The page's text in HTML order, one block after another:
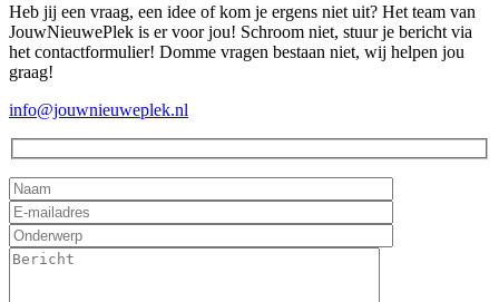
Heb jij een vraag, een idee of kom je ergens niet uit? Het team van
JouwNieuwePlek is er voor jou! Schroom niet, stuur je bericht via
het contactformulier! Domme vragen bestaan niet, wij helpen jou
graag!
info@jouwnieuweplek.nl